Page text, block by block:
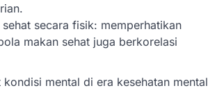
secara fisik: memperhatikan
makan sehat juga berkorelasi
mental di era kesehatan mental